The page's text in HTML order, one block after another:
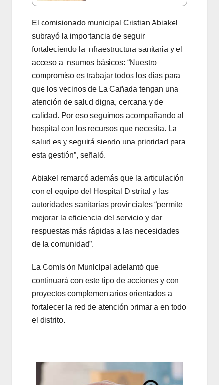
El comisionado municipal Cristian Abiakel
subrayó la importancia de seguir
fortaleciendo la infraestructura sanitaria y el
acceso a insumos básicos: “Nuestro
compromiso es trabajar todos los días para
que los vecinos de La Cañada tengan una
atención de salud digna, cercana y de
calidad. Por eso seguimos acompañando al
hospital con los recursos que necesita. La
salud es y seguirá siendo una prioridad para
esta gestión”, señaló.
Abiakel remarcó además que la articulación
con el equipo del Hospital Distrital y las
autoridades sanitarias provinciales “permite
mejorar la eficiencia del servicio y dar
respuestas más rápidas a las necesidades
de la comunidad”.
La Comisión Municipal adelantó que
continuará con este tipo de acciones y con
proyectos complementarios orientados a
fortalecer la red de atención primaria en todo
el distrito.